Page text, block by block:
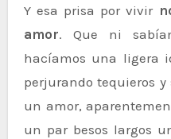
Y esa prisa por vivir
amor. Que ni
hacíamos una ligera
perjurando tequieros
un amor,
un par besos largos